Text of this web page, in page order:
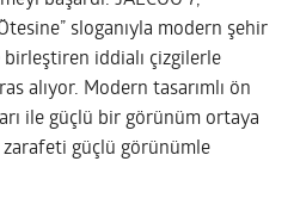
sloganıyla modern şehir
iddialı çizgilerle
alıyor. Modern tasarımlı ön
ile güçlü bir görünüm ortaya
zarafeti güçlü görünümle